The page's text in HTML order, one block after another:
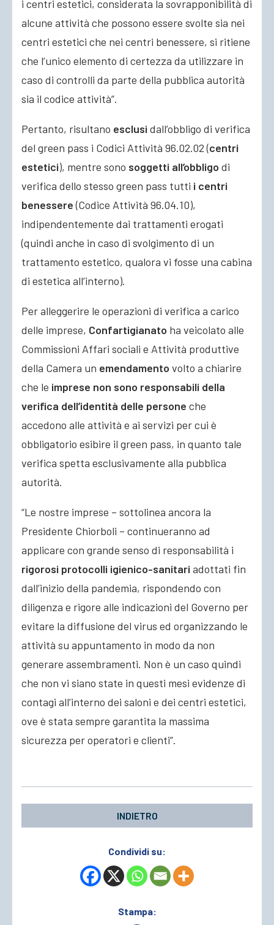
i centri estetici, considerata la sovrapponibilità di
alcune attività che possono essere svolte sia nei
centri estetici che nei centri benessere, si ritiene
che l’unico elemento di certezza da utilizzare in
caso di controlli da parte della pubblica autorità
sia il codice attività”.
Pertanto, risultano esclusi dall’obbligo di verifica
del green pass i Codici Attività 96.02.02 (centri
estetici), mentre sono soggetti all’obbligo di
verifica dello stesso green pass tutti i centri
benessere(Codice Attività 96.04.10),
indipendentemente dai trattamenti erogati
(quindi anche in caso di svolgimento di un
trattamento estetico, qualora vi fosse una cabina
di estetica all’interno).
Per alleggerire le operazioni di verifica a carico
delle imprese, Confartigianato ha veicolato alle
Commissioni Affari sociali e Attività produttive
della Camera un emendamento volto a chiarire
che le imprese non sono responsabili della
verifica dell’identità delle persone che
accedono alle attività e ai servizi per cui è
obbligatorio esibire il green pass, in quanto tale
verifica spetta esclusivamente alla pubblica
autorità.
“Le nostre imprese – sottolinea ancora la
Presidente Chiorboli – continueranno ad
applicare con grande senso di responsabilità i
rigorosi protocolli igienico-sanitari adottati fin
dall’inizio della pandemia, rispondendo con
diligenza e rigore alle indicazioni del Governo per
evitare la diffusione del virus ed organizzando le
attività su appuntamento in modo da non
generare assembramenti. Non è un caso quindi
che non vi siano state in questi mesi evidenze di
contagi all’interno dei saloni e dei centri estetici,
ove è stata sempre garantita la massima
sicurezza per operatori e clienti”.
INDIETRO
Condividi su:
Stampa: